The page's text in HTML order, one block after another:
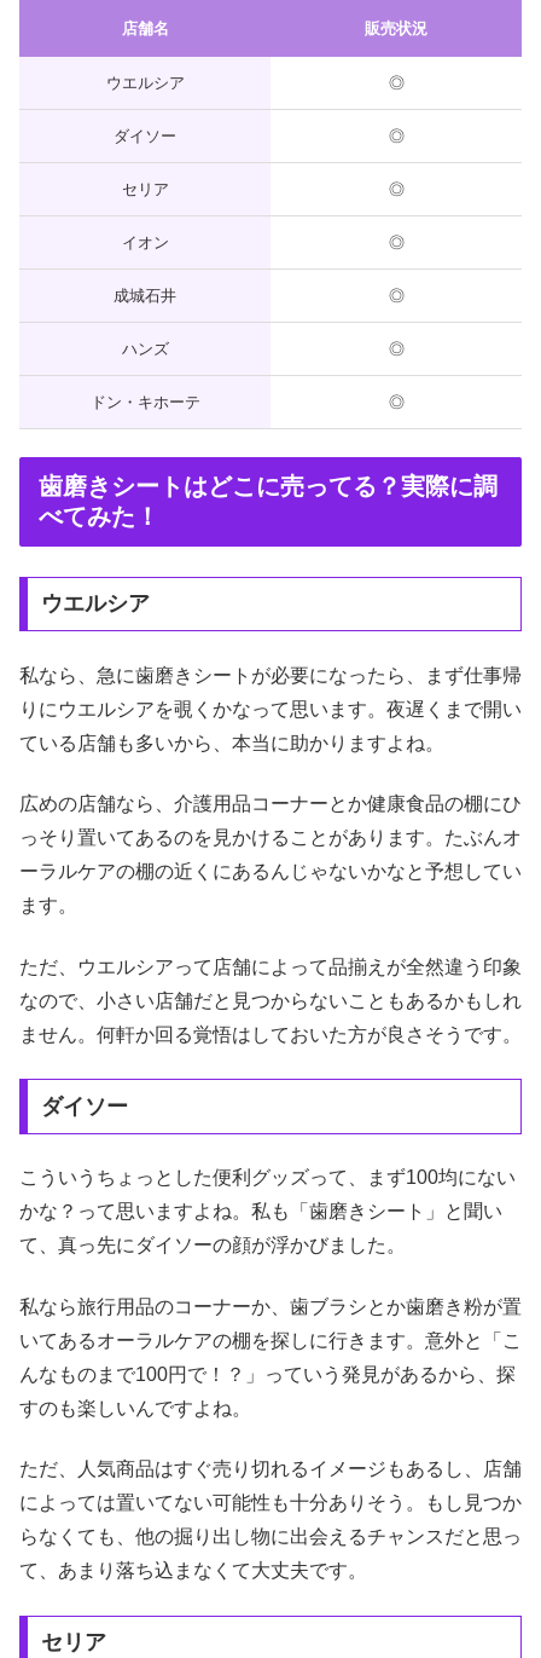
店舗名 販売状況
ウエルシア ◎
ダイソー ◎
セリア ◎
イオン ◎
成城石井 ◎
ハンズ ◎
ドン・キホーテ ◎
歯磨きシートはどこに売ってる？実際に調
べてみた！
ウエルシア
私なら、急に歯磨きシートが必要になったら、まず仕事帰
りにウエルシアを覗くかなって思います。夜遅くまで開い
ている店舗も多いから、本当に助かりますよね。
広めの店舗なら、介護用品コーナーとか健康食品の棚にひ
っそり置いてあるのを見かけることがあります。たぶんオ
ーラルケアの棚の近くにあるんじゃないかなと予想してい
ます。
ただ、ウエルシアって店舗によって品揃えが全然違う印象
なので、小さい店舗だと見つからないこともあるかもしれ
ません。何軒か回る覚悟はしておいた方が良さそうです。
ダイソー
こういうちょっとした便利グッズって、まず100均にない
かな？って思いますよね。私も「歯磨きシート」と聞い
て、真っ先にダイソーの顔が浮かびました。
私なら旅行用品のコーナーか、歯ブラシとか歯磨き粉が置
いてあるオーラルケアの棚を探しに行きます。意外と「こ
んなものまで100円で！？」っていう発見があるから、探
すのも楽しいんですよね。
ただ、人気商品はすぐ売り切れるイメージもあるし、店舗
によっては置いてない可能性も十分ありそう。もし見つか
らなくても、他の掘り出し物に出会えるチャンスだと思っ
て、あまり落ち込まなくて大丈夫です。
セリア